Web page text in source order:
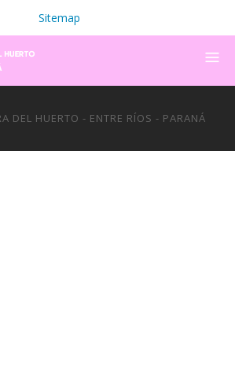
Sitemap
DEL HUERTO - ENTRE RÍOS - PARANÁ